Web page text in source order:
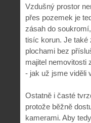
Vzdušný prostor
přes pozemek je
zásah do
tisíc korun. Je také
plochami bez
majitel nemovitosti
- jak už jsme viděli
Ostatně i časté
protože běžně
kamerami. Aby